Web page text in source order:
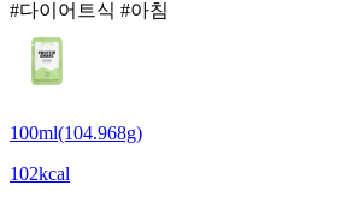
#다이어트식 #아침
100ml(104.968g)
102kcal